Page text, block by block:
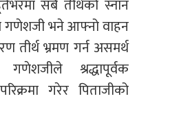
सबै तीर्थको स्नान
गणेशजी भने आफ्नो वाहन
तीर्थ भ्रमण गर्न असमर्थ
श्रद्धापूर्वक
गरेर पिताजीको